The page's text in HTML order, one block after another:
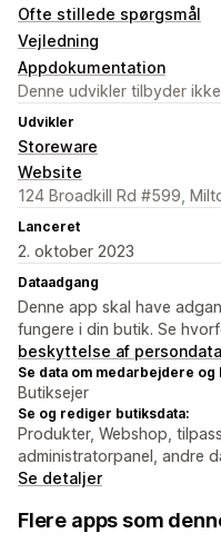
Ofte stillede spørgsmål
Vejledning
Appdokumentation
Denne udvikler tilbyder
Udvikler
Storeware
Website
124 Broadkill Rd #599,
Lanceret
2. oktober 2023
Dataadgang
Denne app skal have
fungere i din butik. Se
beskyttelse af persondata
Se data om medarbejdere
Butiksejer
Se og rediger butiksdata:
Produkter, Webshop,
administratorpanel, andre
Se detaljer
Flere apps som